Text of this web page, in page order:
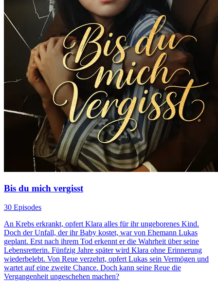
Bis du mich vergisst
30 Episodes
An Krebs erkrankt, opfert Klara alles für ihr ungeborenes Kind.
Doch der Unfall, der ihr Baby kostet, war von Ehemann Lukas
geplant. Erst nach ihrem Tod erkennt er die Wahrheit über seine
Lebensretterin. Fünfzig Jahre später wird Klara ohne Erinnerung
wiederbelebt. Von Reue verzehrt, opfert Lukas sein Vermögen und
wartet auf eine zweite Chance. Doch kann seine Reue die
Vergangenheit ungeschehen machen?